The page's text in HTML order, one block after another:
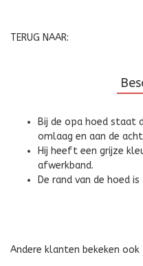
TERUG NAAR:
Bij de opa hoed staat
omlaag en aan de
Hij heeft een grijze
afwerkband.
De rand van de hoed is
Andere klanten bekeken ook